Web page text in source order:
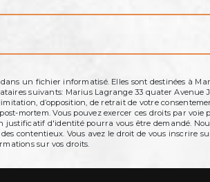
un fichier informatisé. Elles sont destinées à
suivants: Marius Lagrange 33 quater Avenue
d’opposition, de retrait de votre
mortem. Vous pouvez exercer ces droits par voie
d'identité pourra vous être demandé.
contentieux. Vous avez le droit de vous inscrire
sur vos droits.